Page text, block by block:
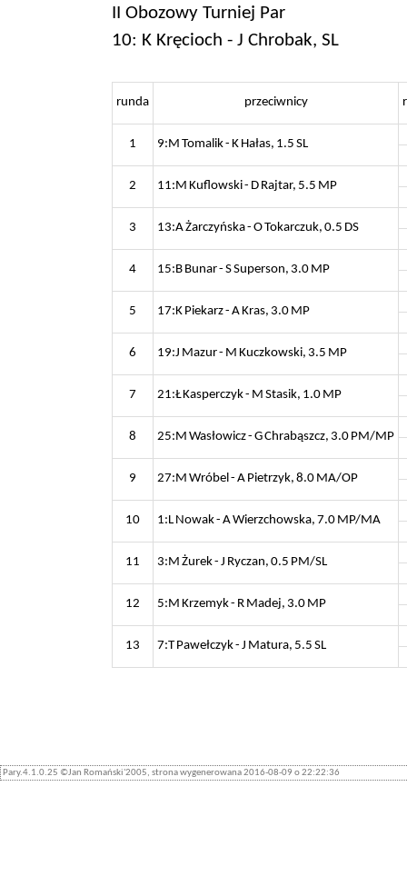
II Obozowy Turniej Par
10: K Kręcioch - J Chrobak, SL
runda przeciwnicy
1 9:M Tomalik - K Hałas, 1.5 SL
2 11:M Kuflowski - D Rajtar, 5.5 MP
3 13:A Żarczyńska - O Tokarczuk, 0.5 DS
4 15:B Bunar - S Superson, 3.0 MP
5 17:K Piekarz - A Kras, 3.0 MP
6 19:J Mazur - M Kuczkowski, 3.5 MP
7 21:Ł Kasperczyk - M Stasik, 1.0 MP
8 25:M Wasłowicz - G Chrabąszcz, 3.0 PM/MP
9 27:M Wróbel - A Pietrzyk, 8.0 MA/OP
10 1:L Nowak - A Wierzchowska, 7.0 MP/MA
11 3:M Żurek - J Ryczan, 0.5 PM/SL
12 5:M Krzemyk - R Madej, 3.0 MP
13 7:T Pawełczyk - J Matura, 5.5 SL
Pary.4.1.0.25 ©Jan Romański'2005, strona wygenerowana 2016-08-09 o 22:22:36